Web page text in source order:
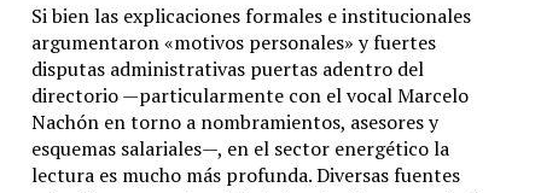
Si bien las explicaciones formales e institucionales
argumentaron «motivos personales» y fuertes
disputas administrativas puertas adentro del
directorio —particularmente con el vocal Marcelo
Nachón en torno a nombramientos, asesores y
esquemas salariales—, en el sector energético la
lectura es mucho más profunda. Diversas fuentes